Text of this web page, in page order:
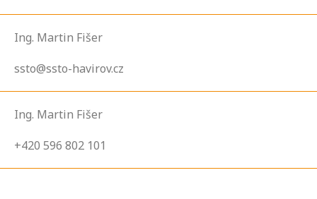
Ing. Martin Fišer
ssto@ssto-havirov.cz
Ing. Martin Fišer
+420 596 802 101